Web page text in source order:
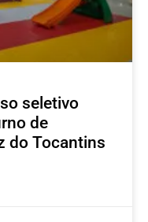
seletivo
de
do Tocantins